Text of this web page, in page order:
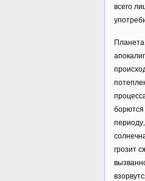
всего
грозит